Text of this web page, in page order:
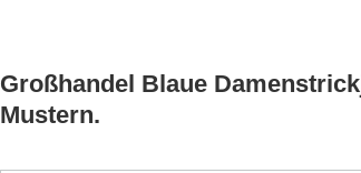
Großhandel Blaue
Mustern.